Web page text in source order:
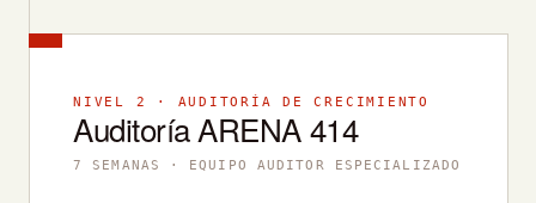
NIVEL 2 · AUDITORÍA DE CRECIMIENTO
Auditoría ARENA 414
7 SEMANAS · EQUIPO AUDITOR ESPECIALIZADO